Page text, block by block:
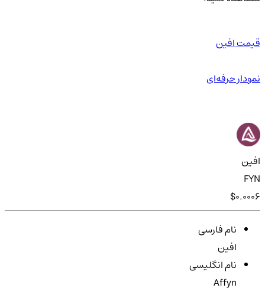
قیمت افین
نمودار حرفه‌ای
افین
FYN
$0.0006
نام فارسی
افین
نام انگلیسی
Affyn